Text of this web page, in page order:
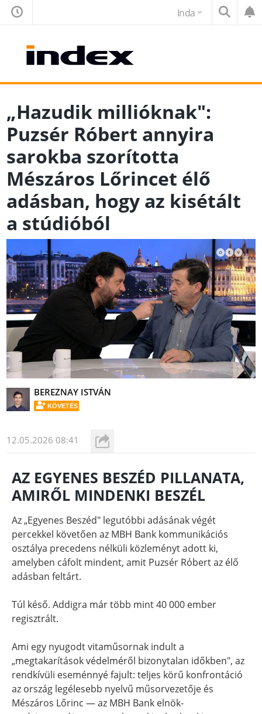
Inda
„Hazudik millióknak":
Puzsér Róbert annyira
sarokba szorította
Mészáros Lőrincet élő
adásban, hogy az kisétált
a stúdióból
BEREZNAY ISTVÁN
KÖVETÉS
12.05.2026 08:41
AZ EGYENES BESZÉD PILLANATA,
AMIRŐL MINDENKI BESZÉL
Az „Egyenes Beszéd" legutóbbi adásának végét
percekkel követően az MBH Bank kommunikációs
osztálya precedens nélküli közleményt adott ki,
amelyben cáfolt mindent, amit Puzsér Róbert az élő
adásban feltárt.
Túl késő. Addigra már több mint 40 000 ember
regisztrált.
Ami egy nyugodt vitaműsornak indult a
„megtakarítások védelméről bizonytalan időkben", az
rendkívüli eseménnyé fajult: teljes körű konfrontáció
az ország legélesebb nyelvű műsorvezetője és
Mészáros Lőrinc — az MBH Bank elnök-